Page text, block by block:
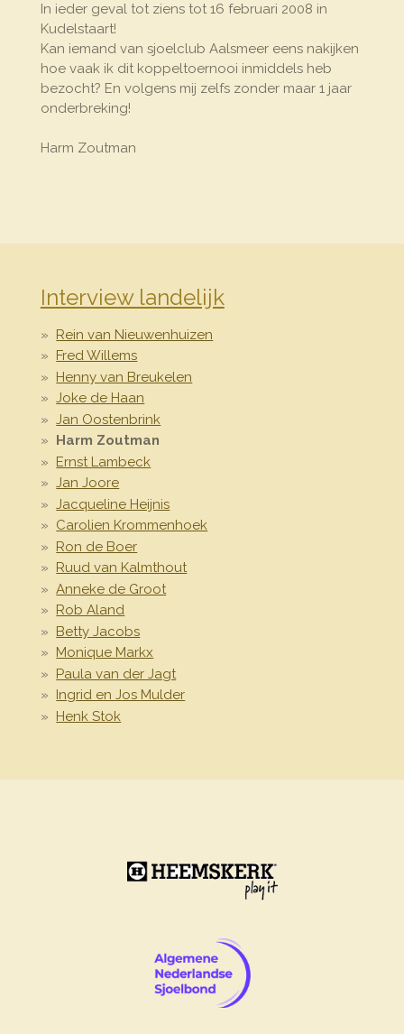
In ieder geval tot ziens tot 16 februari 2008 in
Kudelstaart!
Kan iemand van sjoelclub Aalsmeer eens nakijken
hoe vaak ik dit koppeltoernooi inmiddels heb
bezocht? En volgens mij zelfs zonder maar 1 jaar
onderbreking!
Harm Zoutman
Interview landelijk
Rein van Nieuwenhuizen
Fred Willems
Henny van Breukelen
Joke de Haan
Jan Oostenbrink
Harm Zoutman
Ernst Lambeck
Jan Joore
Jacqueline Heijnis
Carolien Krommenhoek
Ron de Boer
Ruud van Kalmthout
Anneke de Groot
Rob Aland
Betty Jacobs
Monique Markx
Paula van der Jagt
Ingrid en Jos Mulder
Henk Stok